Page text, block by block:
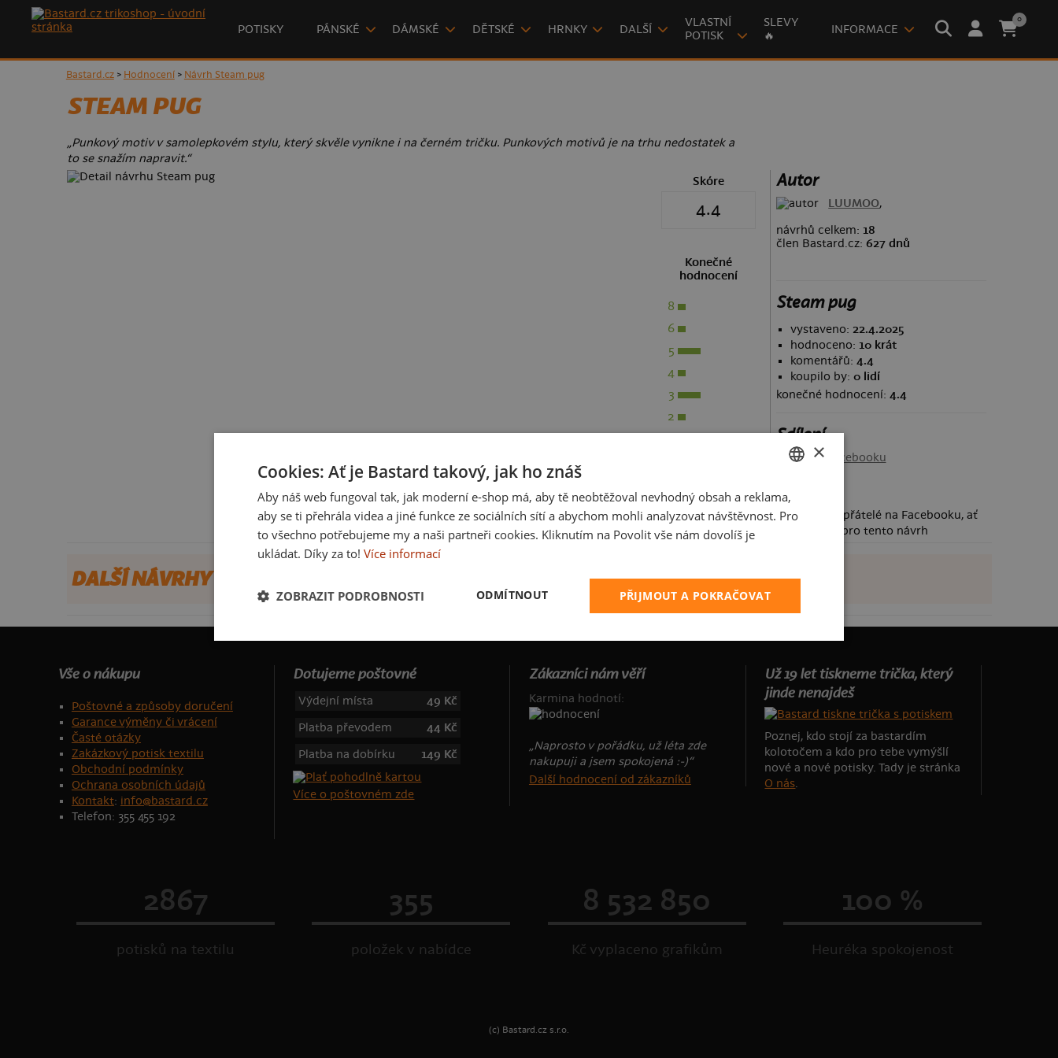
POTISKY PÁNSKÉ DÁMSKÉ DĚTSKÉ HRNKY DALŠÍ
VLASTNÍ
POTISK
SLEVY
🔥
INFORMACE
0
Bastard.cz> Hodnocení> Návrh Steam pug
STEAM PUG
„Punkový motiv v samolepkovém stylu, který skvěle vynikne i na černém tričku. Punkových motivů je na trhu nedostatek a
to se snažím napravit.“
Skóre
4.4
Konečné
hodnocení
8
6
5
4
3
2
Autor
LUUMOO,
návrhů celkem: 18
člen Bastard.cz: 627 dnů
Steam pug
vystaveno: 22.4.2025
hodnoceno: 10 krát
komentářů: 4.4
koupilo by: 0 lidí
konečné hodnocení: 4.4
Sdílení
Sdílet na Facebooku
Požádej své přátelé na Facebooku, ať
taky hlasují pro tento návrh
DALŠÍ NÁVRHY OD LUUMOO
Vše o nákupu
Poštovné a způsoby doručení
Garance výměny či vrácení
Časté otázky
Zakázkový potisk textilu
Obchodní podmínky
Ochrana osobních údajů
Kontakt: info@bastard.cz
Telefon: 355 455 192
Dotujeme poštovné
Výdejní místa
49 Kč
Platba převodem
44 Kč
Platba na dobírku
149 Kč
Více o poštovném zde
Zákazníci nám věří
Karmina hodnotí:
„Naprosto v pořádku, už léta zde
nakupuji a jsem spokojená :-)“
Další hodnocení od zákazníků
Už 19 let tiskneme trička, který
jinde nenajdeš
Poznej, kdo stojí za bastardím
kolotočem a kdo pro tebe vymýšlí
nové a nové potisky. Tady je stránka
O nás.
2867
potisků na textilu
355
položek v nabídce
8 532 850
Kč vyplaceno grafikům
100 %
Heuréka spokojenost
(c) Bastard.cz s.r.o.
CZECH
SLOVAK
×
Cookies: Ať je Bastard takový, jak ho znáš
Aby náš web fungoval tak, jak moderní e-shop má, aby tě neobtěžoval nevhodný obsah a reklama,
aby se ti přehrála videa a jiné funkce ze sociálních sítí a abychom mohli analyzovat návštěvnost. Pro
to všechno potřebujeme my a naši partneři cookies. Kliknutím na Povolit vše nám dovolíš je
ukládat. Díky za to! Více informací
PŘIJMOUT A POKRAČOVAT
ODMÍTNOUT
ZOBRAZIT PODROBNOSTI